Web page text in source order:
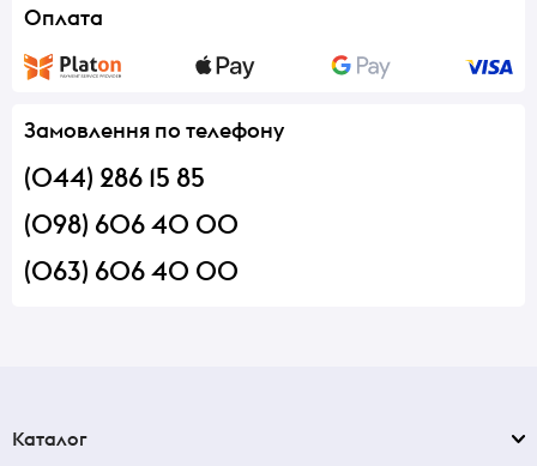
Оплата
Замовлення по телефону
(044) 286 15 85
(098) 606 40 00
(063) 606 40 00
Каталог